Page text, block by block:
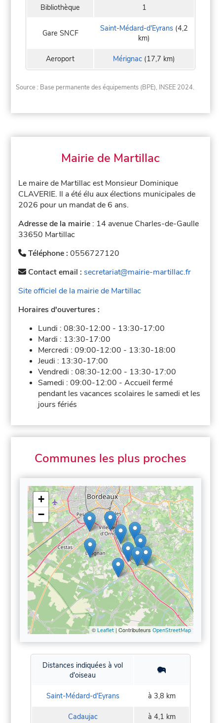
Bibliothèque 1
Gare SNCF Saint-Médard-d'Eyrans (4,2
km)
Aeroport Mérignac (17,7 km)
Source : Base permanente des équipements (BPE), INSEE 2024.
Mairie de Martillac
Le maire de Martillac est Monsieur Dominique
CLAVERIE. Il a été élu aux élections municipales de
2026 pour un mandat de 6 ans.
Adresse de la mairie : 14 avenue Charles-de-Gaulle
33650 Martillac
Téléphone :0556727120
Contact email : secretariat@mairie-martillac.fr
Site officiel de la mairie de Martillac
Horaires d'ouvertures :
Lundi :08:30-12:00 - 13:30-17:00
Mardi : 13:30-17:00
Mercredi :09:00-12:00 - 13:30-18:00
Jeudi : 13:30-17:00
Vendredi :08:30-12:00 - 13:30-17:00
Samedi :09:00-12:00 -Accueil fermé
pendant les vacances scolaires le samedi et les
jours fériés
Communes les plus proches
+
−
© Leaflet| Contributeurs OpenStreetMap
Distances indiquées à vol
d'oiseau
Saint-Médard-d'Eyrans à 3,8 km
Cadaujac à 4,1 km